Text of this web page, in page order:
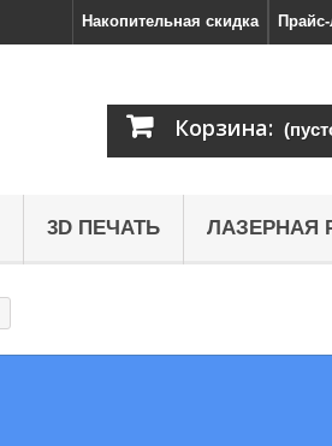
Накопительная скидка
Корзина:
3D ПЕЧАТЬ ЛАЗЕРНАЯ